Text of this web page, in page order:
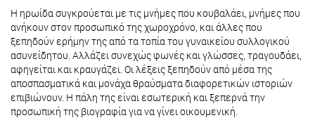
Η ηρωίδα συγκρούεται με τις μνήμες που κουβαλάει, μνήμες που
ανήκουν στον προσωπικό της χωροχρόνο, και άλλες που
ξεπηδούν ερήμην της από τα τοπία του γυναικείου συλλογικού
ασυνείδητου. Αλλάζει συνεχώς φωνές και γλώσσες, τραγουδάει,
αφηγείται και κραυγάζει. Οι λέξεις ξεπηδούν από μέσα της
αποσπασματικά και μονάχα θραύσματα διαφορετικών ιστοριών
επιβιώνουν. Η πάλη της είναι εσωτερική και ξεπερνά την
προσωπική της βιογραφία για να γίνει οικουμενική.